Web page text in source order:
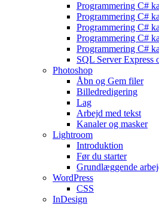
Programmering C#
Programmering C#
Programmering C#
Programmering C#
Programmering C#
SQL Server Express
Photoshop
Åbn og Gem filer
Billedredigering
Lag
Arbejd med tekst
Kanaler og masker
Lightroom
Introduktion
Før du starter
Grundlæggende
WordPress
CSS
InDesign